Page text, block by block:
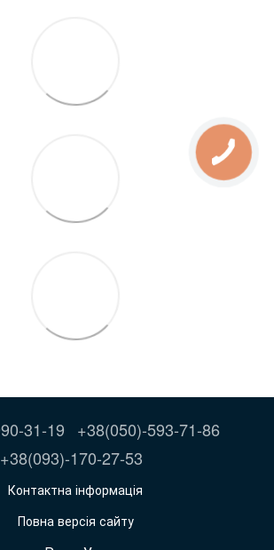
31-19
+38(050)-593-71-86
+38(093)-170-27-53
Контактна інформація
Повна версія сайту